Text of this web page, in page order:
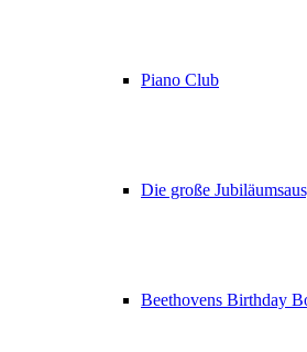
Piano Club
Die große
Beethovens Birthday